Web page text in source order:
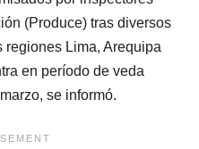
(Produce) tras diversos
Lima, Arequipa
en período de veda
se informó.